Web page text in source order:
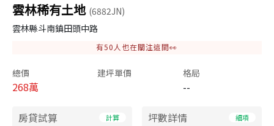
雲林稀有土地 (6882JN)
雲林縣斗南鎮田頭中路
有50 人也在關注這間👀
總價
268萬
建坪單價 格局
--
房貸試算 計算 坪數詳情 細項